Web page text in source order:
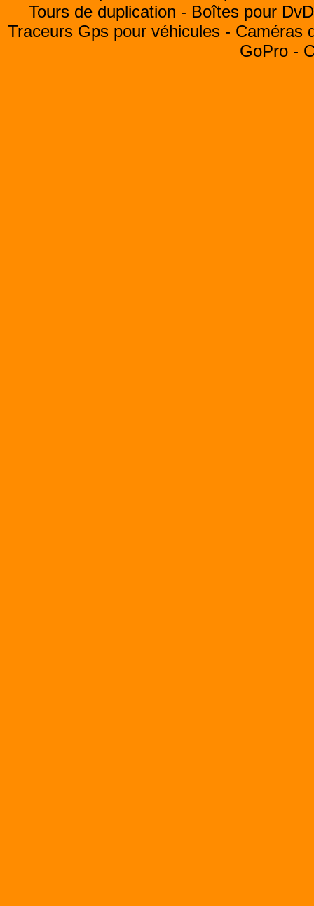
Tours de duplication - Boîtes pour
Traceurs Gps pour véhicules - Caméras
GoPro -